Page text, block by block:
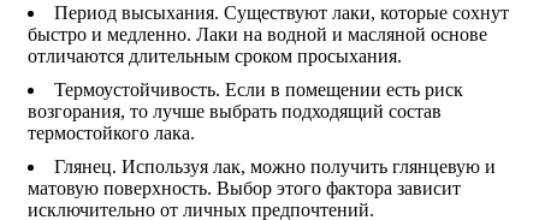
Период высыхания. Существуют лаки, которые сохнут
быстро и медленно. Лаки на водной и масляной основе
отличаются длительным сроком просыхания.
Термоустойчивость. Если в помещении есть риск
возгорания, то лучше выбрать подходящий состав
термостойкого лака.
Глянец. Используя лак, можно получить глянцевую и
матовую поверхность. Выбор этого фактора зависит
исключительно от личных предпочтений.